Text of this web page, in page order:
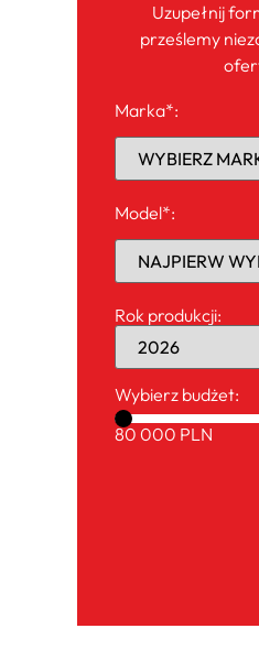
Uzupełnij
prześlemy
Marka*:
Model*:
Rok produkcji:
Wybierz budżet:
80 000 PLN